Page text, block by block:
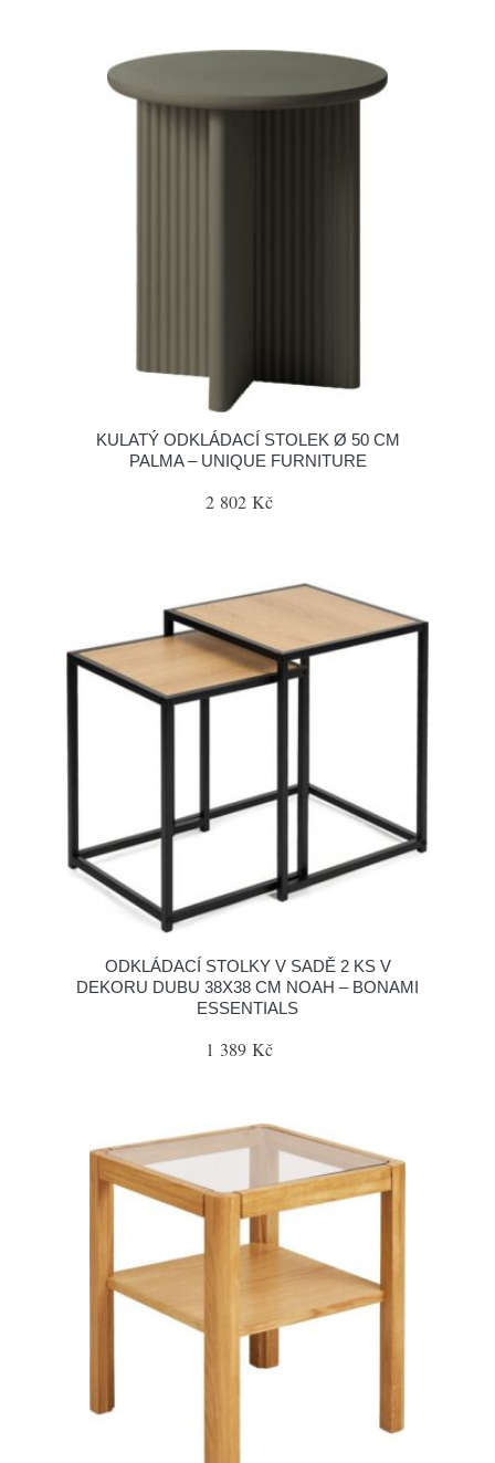
KULATÝ ODKLÁDACÍ STOLEK Ø 50 CM
PALMA – UNIQUE FURNITURE
2 802 Kč
ODKLÁDACÍ STOLKY V SADĚ 2 KS V
DEKORU DUBU 38X38 CM NOAH – BONAMI
ESSENTIALS
1 389 Kč